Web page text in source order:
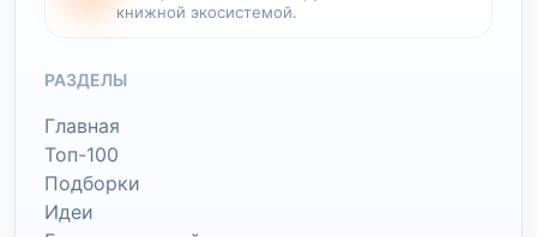
книжной экосистемой.
РАЗДЕЛЫ
Главная
Топ-100
Подборки
Идеи